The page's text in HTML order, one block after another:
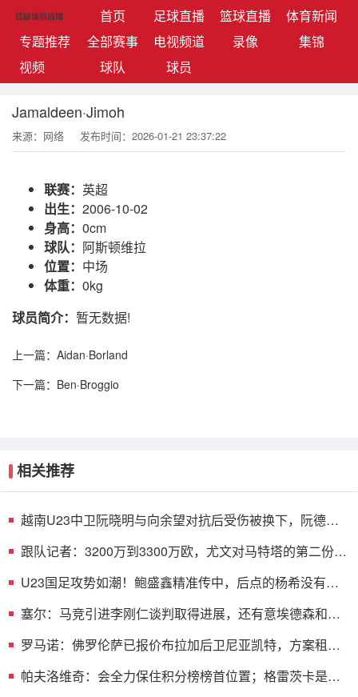
首页(current)足球直播 篮球直播
体育新闻
专题推荐
全部赛事 电视频道 录像
集锦
视频
球队 球员
Jamaldeen·Jimoh
来源：网络 发布时间：2026-01-21 23:37:22
联赛： 英超
出生： 2006-10-02
身高： 0cm
球队： 阿斯顿维拉
位置： 中场
体重： 0kg
球员简介： 暂无数据!
上一篇： Aidan·Borland
下一篇： Ben·Broggio
相关推荐
越南U23中卫阮晓明与向余望对抗后受伤被换下，阮德英
跟队记者：3200万到3300万欧，尤文对马特塔的第二份报
U23国足攻势如潮！鲍盛鑫精准传中，后点的杨希没有顶
塞尔：马竞引进李刚仁谈判取得进展，还有意埃德森和若
罗马诺：佛罗伦萨已报价布拉加后卫尼亚凯特，方案租借
帕夫洛维奇：会全力保住积分榜榜首位置；格雷茨卡是我